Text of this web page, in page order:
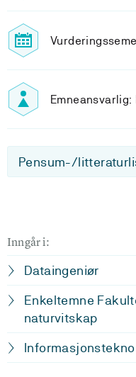
Pensum-/
Inngår i:
Dataingeniør
Enkeltemne
naturvitskap